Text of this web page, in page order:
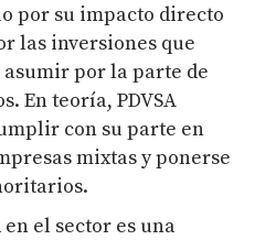
por su impacto directo
las inversiones que
por la parte de
En teoría, PDVSA
con su parte en
mixtas y ponerse
el sector es una